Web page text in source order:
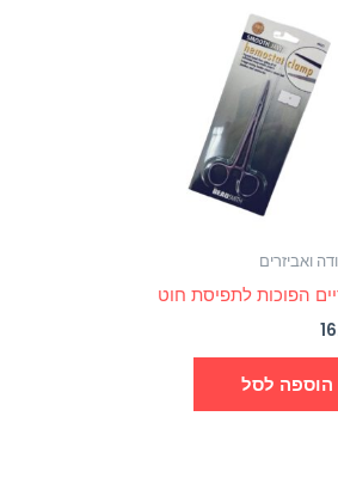
ואביזרים
הפוכות לתפיסת חוט
הוספה לסל